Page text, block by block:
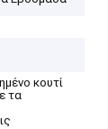
κουτί
τα